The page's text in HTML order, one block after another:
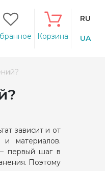
Корзина
RU
UA
зависит и от
и материалов.
первый шаг в
Поэтому